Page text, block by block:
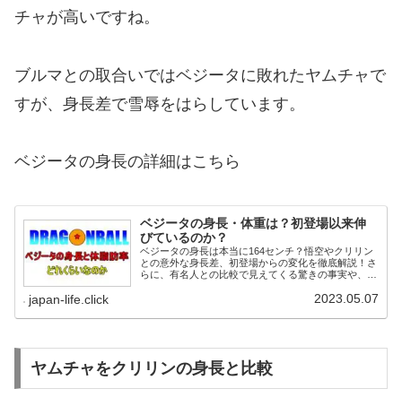
チャが高いですね。
ブルマとの取合いではベジータに敗れたヤムチャで
すが、身長差で雪辱をはらしています。
ベジータの身長の詳細はこちら
ベジータの身長・体重は？初登場以来伸
びているのか？
ベジータの身長は本当に164センチ？悟空やクリリン
との意外な身長差、初登場からの変化を徹底解説！さ
らに、有名人との比較で見えてくる驚きの事実や、戦
ベジータファンも納得の充実した内容で、あなたの知
japan-life.click 2023.05.07
ヤムチャをクリリンの身長と比較